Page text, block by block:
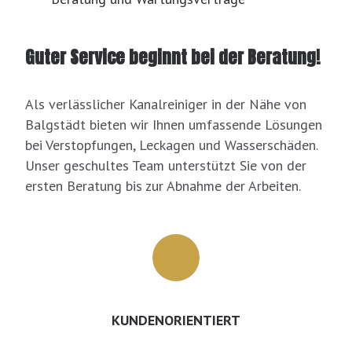
Guter Service beginnt bei der Beratung!
Als verlässlicher Kanalreiniger in der Nähe von
Balgstädt bieten wir Ihnen umfassende Lösungen
bei Verstopfungen, Leckagen und Wasserschäden.
Unser geschultes Team unterstützt Sie von der
ersten Beratung bis zur Abnahme der Arbeiten.
KUNDENORIENTIERT